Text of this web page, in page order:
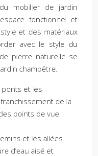
mobilier de jardin
fonctionnel et
et des matériaux
avec le style du
pierre naturelle se
champêtre.
ponts et les
de la
points de vue
et les allées
d’eau aisé et